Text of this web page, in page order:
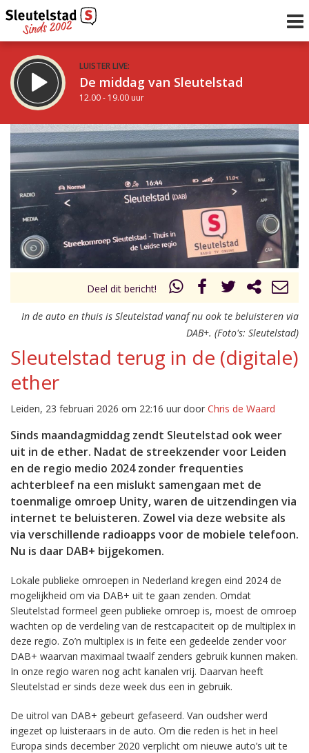
LUISTER LIVE:
De middag van Sleutelstad
12.00 - 19.00 uur
STRAKS:
De avond van Sleutelstad
19.00 - 22.00 uur
Vorig uur
uur 1 van 0 Volgend uur
Deel dit bericht!
In de auto en thuis is Sleutelstad vanaf nu ook te beluisteren via
DAB+. (Foto's: Sleutelstad)
Sleutelstad terug in de (digitale)
ether
Leiden, 23 februari 2026 om 22:16 uur door Chris de Waard
Sinds maandagmiddag zendt Sleutelstad ook weer
uit in de ether. Nadat de streekzender voor Leiden
en de regio medio 2024 zonder frequenties
achterbleef na een mislukt samengaan met de
toenmalige omroep Unity, waren de uitzendingen via
internet te beluisteren. Zowel via deze website als
via verschillende radioapps voor de mobiele telefoon.
Nu is daar DAB+ bijgekomen.
Lokale publieke omroepen in Nederland kregen eind 2024 de
mogelijkheid om via DAB+ uit te gaan zenden. Omdat
Sleutelstad formeel geen publieke omroep is, moest de omroep
wachten op de verdeling van de restcapaciteit op de multiplex in
deze regio. Zo’n multiplex is in feite een gedeelde zender voor
DAB+ waarvan maximaal twaalf zenders gebruik kunnen maken.
In onze regio waren nog acht kanalen vrij. Daarvan heeft
Sleutelstad er sinds deze week dus een in gebruik.
De uitrol van DAB+ gebeurt gefaseerd. Van oudsher werd
ingezet op luisteraars in de auto. Om die reden is het in heel
Europa sinds december 2020 verplicht om nieuwe auto’s uit te